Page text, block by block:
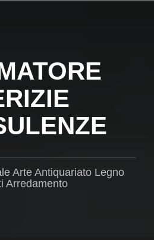
Arte Antiquariato Legno
Arredamento